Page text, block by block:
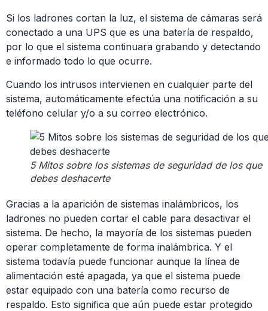
Si los ladrones cortan la luz, el sistema de cámaras será
conectado a una UPS que es una batería de respaldo,
por lo que el sistema continuara grabando y detectando
e informado todo lo que ocurre.
Cuando los intrusos intervienen en cualquier parte del
sistema, automáticamente efectúa una notificación a su
teléfono celular y/o a su correo electrónico.
5 Mitos sobre los sistemas de seguridad de los que
debes deshacerte
Gracias a la aparición de sistemas inalámbricos, los
ladrones no pueden cortar el cable para desactivar el
sistema. De hecho, la mayoría de los sistemas pueden
operar completamente de forma inalámbrica. Y el
sistema todavía puede funcionar aunque la línea de
alimentación esté apagada, ya que el sistema puede
estar equipado con una batería como recurso de
respaldo. Esto significa que aún puede estar protegido